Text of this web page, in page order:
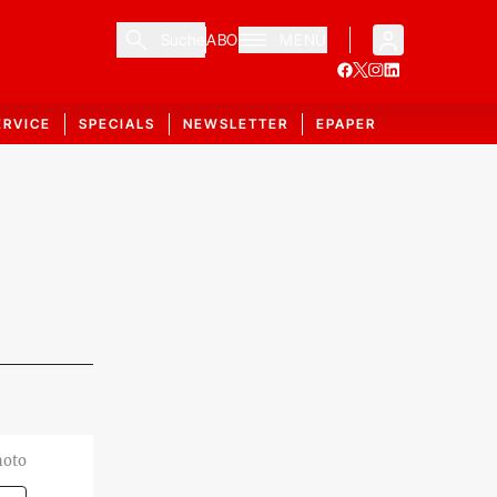
ABO
SPECIALS NEWSLETTER EPAPER